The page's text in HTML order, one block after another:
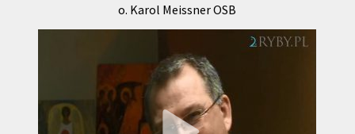
o. Karol Meissner OSB